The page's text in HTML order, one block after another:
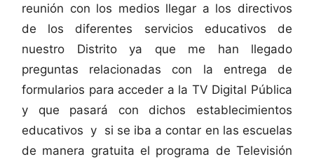
reunión con los medios llegar a los directivos
de los diferentes servicios educativos de
nuestro Distrito ya que me han llegado
preguntas relacionadas con la entrega de
formularios para acceder a la TV Digital Pública
y que pasará con dichos establecimientos
educativos y si se iba a contar en las escuelas
de manera gratuita el programa de Televisión